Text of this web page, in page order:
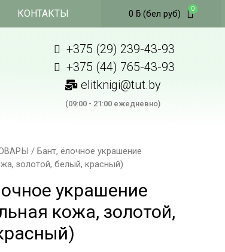
КОНТАКТЫ 0 ƃ(бел руб)
+375 (29) 239-43-93
+375 (44) 765-43-93
elitknigi@tut.by
(09:00 - 21:00 ежедневно)
/ Бант, ёлочное украшение
золотой, белый, красный)
украшение
кожа, золотой,